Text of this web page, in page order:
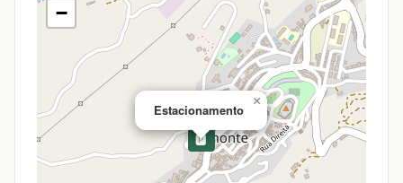
🅿️
Estacionamento
×
−